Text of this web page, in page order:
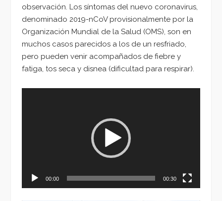
observación. Los síntomas del nuevo coronavirus,
denominado 2019-nCoV provisionalmente por la
Organización Mundial de la Salud (OMS), son en
muchos casos parecidos a los de un resfriado,
pero pueden venir acompañados de fiebre y
fatiga, tos seca y disnea (dificultad para respirar).
00:00 00:30